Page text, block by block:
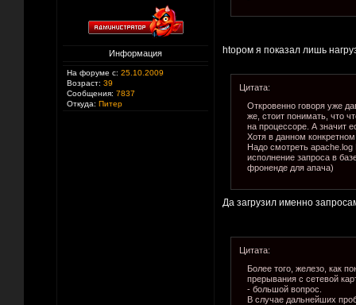
Информация
На форуме с: 25.10.2009
Возраст: 39
Сообщения: 7837
Откуда: Питер
htopом я показал лишь
Цитата:
Откровенно говоря уже
же, стоит понимать, что
на процессоре. А значит
Хотя в данном
Надо смотреть
исполнение запроса в
фроненде для апача)
Да загрузил именно
Цитата:
Более того, железо, как
прерывания с сетевой
- большой вопрос.
В случае дальнейших